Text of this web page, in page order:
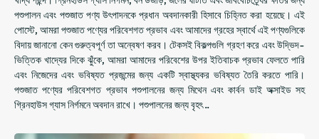
পশুপালন এবং পশুজাত পণ্য উৎপাদনকে প্রধান অবদানকারী হিসাবে চিহ্নিত করা হয়েছে। এই
পোস্টে, আমরা পশুজাত পণ্যের পরিবেশগত প্রভাব এবং আমাদের গ্রহের স্বার্থে এই পণ্যগুলিকে
বিদায় জানানো কেন গুরুত্বপূর্ণ তা অন্বেষণ করব। টেকসই বিকল্পগুলি গ্রহণ করে এবং উদ্ভিদ-
ভিত্তিক খাদ্যের দিকে ঝুঁকে, আমরা আমাদের পরিবেশের উপর ইতিবাচক প্রভাব ফেলতে পারি
এবং নিজেদের এবং ভবিষ্যত প্রজন্মের জন্য একটি স্বাস্থ্যকর ভবিষ্যত তৈরি করতে পারি।
পশুজাত পণ্যের পরিবেশগত প্রভাব পশুপালনের জন্য মিথেন এবং কার্বন ডাই অক্সাইড সহ
গ্রিনহাউস গ্যাস নির্গমনে অবদান রাখে। পশুপালনের জন্য বৃহৎ ..